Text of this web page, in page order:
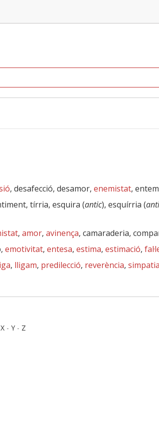
, desafecció, desamor, enemistat,
tírria, esquira (antic), esquírria (
, amor, avinença, camaraderia,
emotivitat, entesa, estima, estimació,
, lligam, predilecció, reverència, simpatia
X - Y - Z